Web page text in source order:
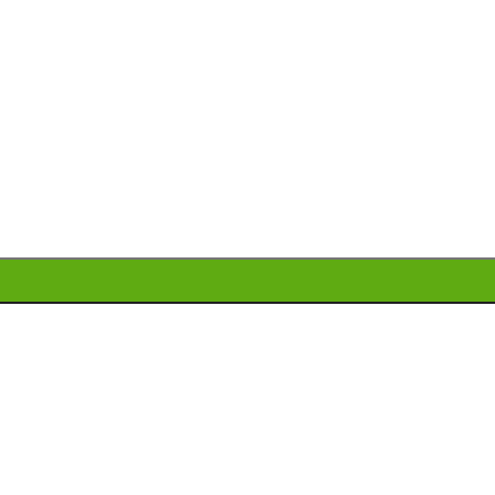
objekta i obično služe kao nosači
projektima.